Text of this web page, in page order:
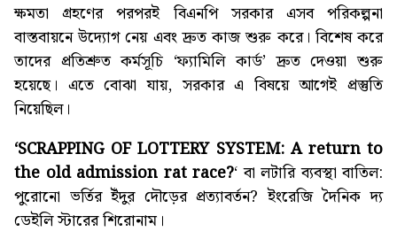
ক্ষমতা গ্রহণের পরপরই বিএনপি সরকার এসব পরিকল্পনা
বাস্তবায়নে উদ্যোগ নেয় এবং দ্রুত কাজ শুরু করে। বিশেষ করে
তাদের প্রতিশ্রুত কর্মসূচি ‘ফ্যামিলি কার্ড’ দ্রুত দেওয়া শুরু
হয়েছে। এতে বোঝা যায়, সরকার এ বিষয়ে আগেই প্রস্তুতি
নিয়েছিল।
‘SCRAPPING OF LOTTERY SYSTEM: A return to
the old admission rat race?‘ বা ‌লটারি ব্যবস্থা বাতিল:
পুরোনো ভর্তির ইঁদুর দৌড়ের প্রত্যাবর্তন? ইংরেজি দৈনিক দ্য
ডেইলি স্টারের শিরোনাম।